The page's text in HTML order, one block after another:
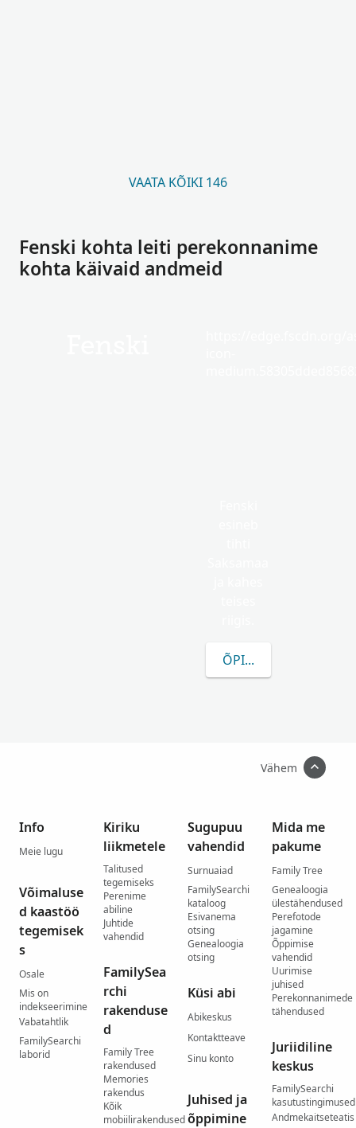
VAATA KÕIKI 146
Fenski kohta leiti perekonnanime
kohta käivaid andmeid
ÕPI ROHKEM FENSKI
Vähem
Info
Meie lugu
Võimaluse
d kaastöö
tegemisek
s
Osale
Mis on
indekseerimine
Vabatahtlik
FamilySearchi
laborid
Kiriku
liikmetele
Talitused
tegemiseks
Perenime
abiline
Juhtide
vahendid
FamilySea
rchi
rakenduse
d
Family Tree
rakendused
Memories
rakendus
Kõik
mobiilirakendused
Sugupuu
vahendid
Surnuaiad
FamilySearchi
kataloog
Esivanema
otsing
Genealoogia
otsing
Küsi abi
Abikeskus
Kontaktteave
Sinu konto
Juhised ja
õppimine
Mida me
pakume
Family Tree
Genealoogia
ülestähendused
Perefotode
jagamine
Õppimise
vahendid
Uurimise
juhised
Perekonnanimede
tähendused
Juriidiline
keskus
FamilySearchi
kasutustingimused
Andmekaitseteatis